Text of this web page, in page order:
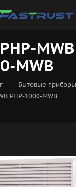
MWB
MWB
— Бытовые приборы
PHP-1000-MWB